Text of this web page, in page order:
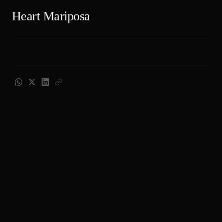
Heart Mariposa